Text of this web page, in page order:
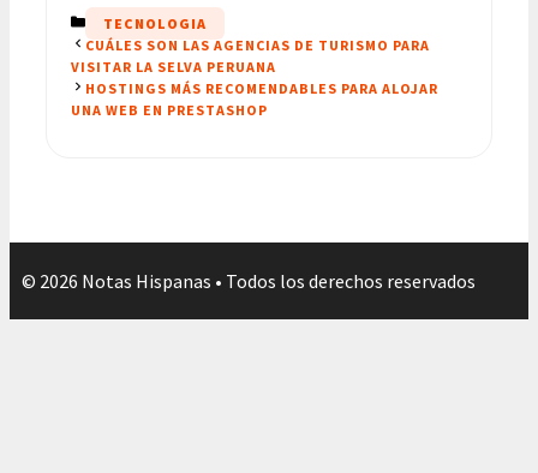
CATEGORÍAS
TECNOLOGIA
CUÁLES SON LAS AGENCIAS DE TURISMO PARA
VISITAR LA SELVA PERUANA
HOSTINGS MÁS RECOMENDABLES PARA ALOJAR
UNA WEB EN PRESTASHOP
© 2026 Notas Hispanas • Todos los derechos reservados